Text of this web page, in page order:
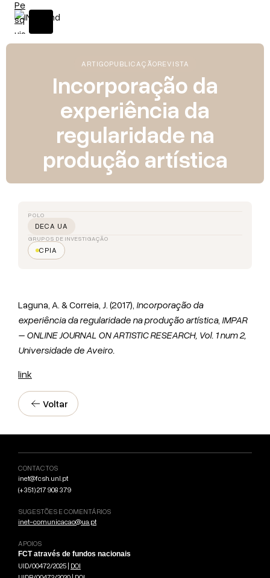
ARTIGOPUBLICAÇÃOREVISTA
Incorporação da
experiência da
regularidade na
produção artística
POLO
DECA UA
GRUPOS DE INVESTIGAÇÃO
CPIA
Laguna, A. & Correia, J. (2017), Incorporação da
experiência da regularidade na produção artística, IMPAR
– ONLINE JOURNAL ON ARTISTIC RESEARCH, Vol. 1 num 2,
Universidade de Aveiro.
link
Voltar
CONTACTOS
inet@fcsh.unl.pt
(+351) 217 908 379
SUGESTÕES E COMENTÁRIOS
inet-comunicacao@ua.pt
APOIOS
FCT através de fundos nacionais
UID/00472/2025 | DOI